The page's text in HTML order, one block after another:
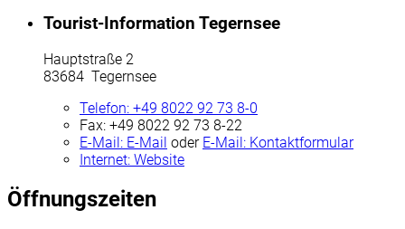
Tourist-Information Tegernsee
Hauptstraße 2
83684 Tegernsee
Telefon: +49 8022 92 73 8-0
Fax: +49 8022 92 73 8-22
E-Mail: E-Mail oder E-Mail: Kontaktformular
Internet: Website
Öffnungszeiten